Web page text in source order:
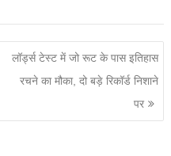
लॉर्ड्स टेस्ट में जो रूट के पास इतिहास
रचने का मौका, दो बड़े रिकॉर्ड निशाने
पर